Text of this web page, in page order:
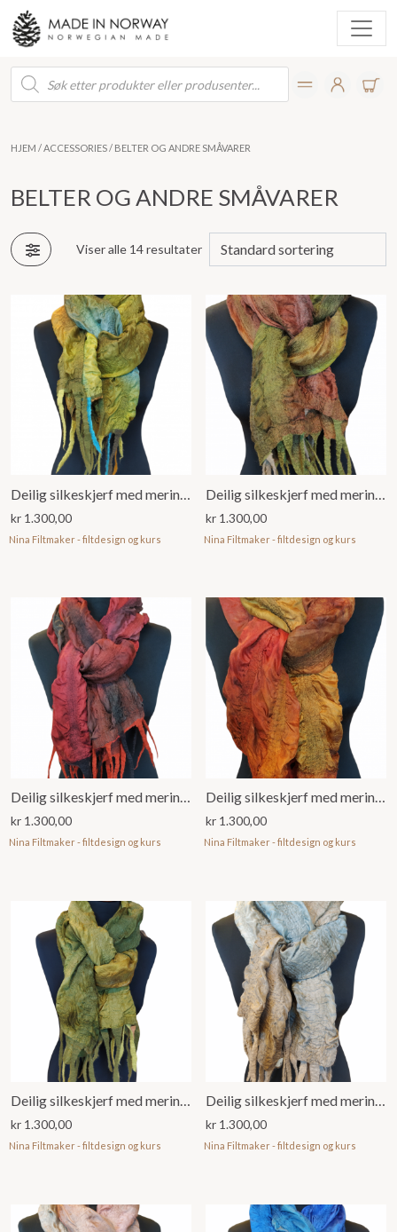
Products
search
HJEM /ACCESSORIES/ BELTER OG ANDRE SMÅVARER
BELTER OG ANDRE SMÅVARER
Viser alle 14 resultater
kr 1.300,00
Nina Filtmaker - filtdesign og kurs
kr 1.300,00
Nina Filtmaker - filtdesign og kurs
Deilig silkeskjerf med merinoull
kr 1.300,00
Nina Filtmaker - filtdesign og kurs
Deilig silkeskjerf med merinoull
kr 1.300,00
Nina Filtmaker - filtdesign og kurs
kr 1.300,00
Nina Filtmaker - filtdesign og kurs
kr 1.300,00
Nina Filtmaker - filtdesign og kurs